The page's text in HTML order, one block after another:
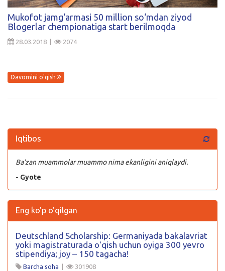
Kirish
Mukofot jamg‘armasi 50 million so‘mdan ziyod
Blogerlar chempionatiga start berilmoqda
28.03.2018 | 2074
Davomini o'qish
Iqtibos
Ba’zan muammolar muammo nima ekanligini aniqlaydi.
- Gyote
Eng ko'p o'qilgan
Deutschland Scholarship: Germaniyada bakalavriat
yoki magistraturada oʻqish uchun oyiga 300 yevro
stipendiya; joy – 150 tagacha!
Barcha soha 301908